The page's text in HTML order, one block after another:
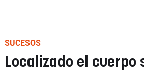
SUCESOS
Localizado el cuerpo